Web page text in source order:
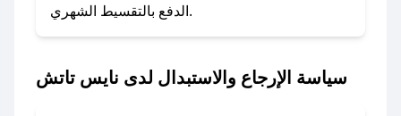
المفضل؟
في حال عدم توفر كوبونات لمتجرك المفضل، يمكنك
أسرع وقت ممكن.
الدفع بالتقسيط الشهري.
سياسة الإرجاع والاستبدال لدى نايس تاتش